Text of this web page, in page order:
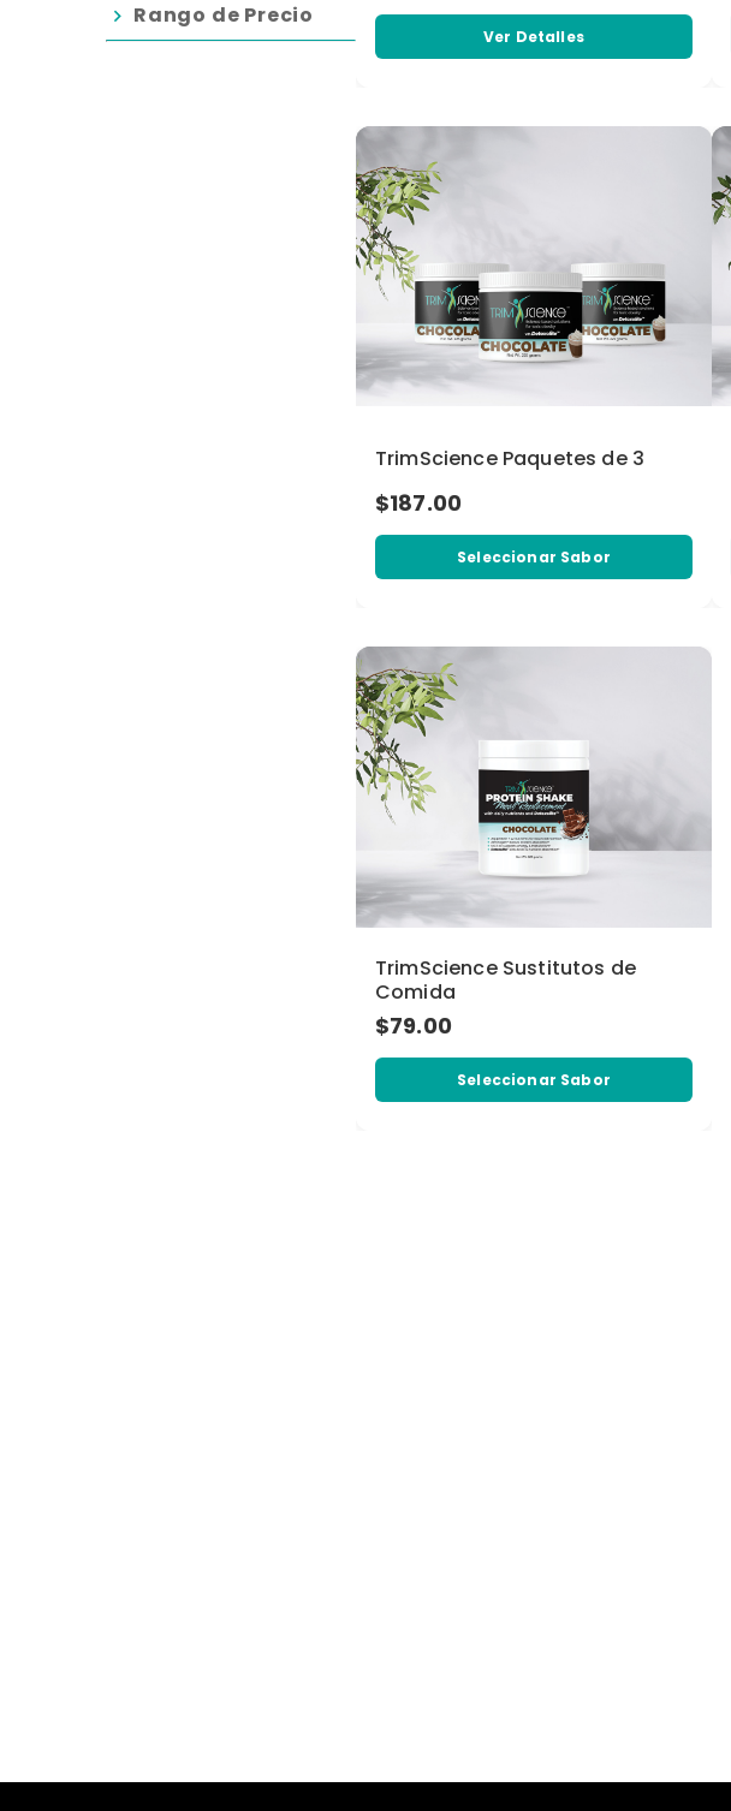
chevron_right Rango de Precio
Ver Detalles
TrimScience Paquetes de 3
$187.00
Seleccionar Sabor
TrimScience Sustitutos de
Comida
$79.00
Seleccionar Sabor